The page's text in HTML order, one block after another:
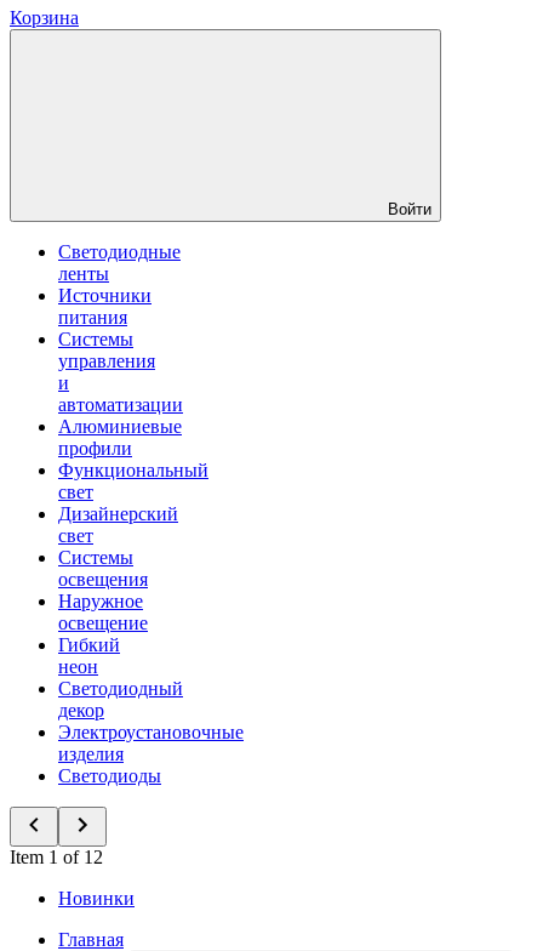
Корзина
Войти
Светодиодные
ленты
Источники
питания
Системы
управления
и
автоматизации
Алюминиевые
профили
Функциональный
свет
Дизайнерский
свет
Системы
освещения
Наружное
освещение
Гибкий
неон
Светодиодный
декор
Электроустановочные
изделия
Светодиоды
Item 1 of 12
Новинки
Главная